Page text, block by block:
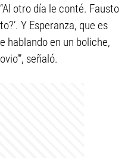
otro día le conté. Fausto
Y Esperanza, que es
hablando en un boliche,
señaló.